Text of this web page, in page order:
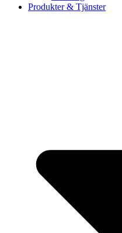
Produkter & Tjänster